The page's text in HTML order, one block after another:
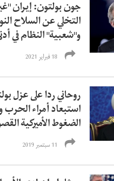
جون بولتون: إيران
التخلي عن السلاح
و"شعبية" النظام في
18 فبراير 2021
روحاني ردا على عزل
استبعاد أمراء الحرب
الضغوط الأميرکیة
11 سبتمبر 2019